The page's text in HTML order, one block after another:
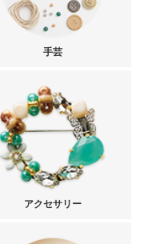
手芸
アクセサリー